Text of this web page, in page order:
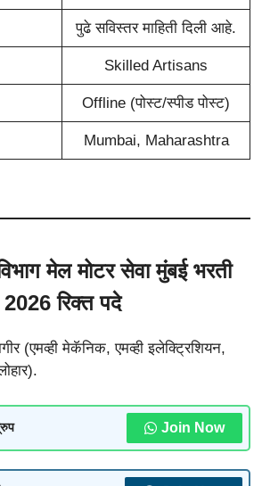
पुढे सविस्तर माहिती दिली आहे.
Skilled Artisans
Offline (पोस्ट/स्पीड पोस्ट)
Mumbai, Maharashtra
मेल मोटर सेवा मुंबई भरती
2026 रिक्त पदे
(एमव्ही मेकॅनिक, एमव्ही इलेक्ट्रिशियन,
Join Now